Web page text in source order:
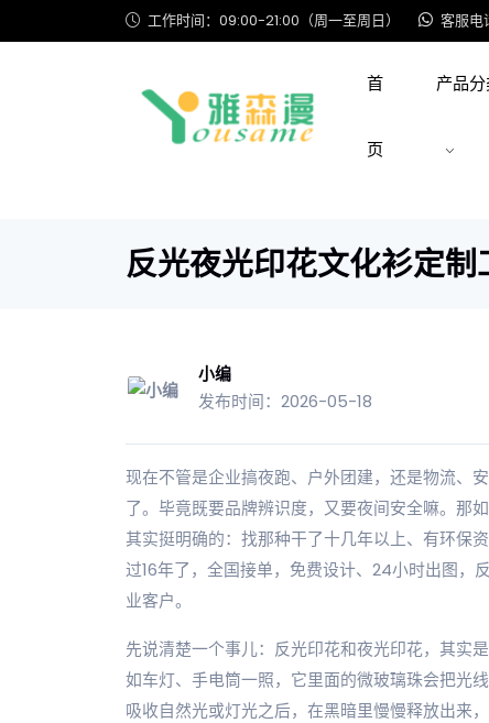
工作时间：09:00-21:00（周一至周日） 客服电
首
页
产品
反光夜光印花文化衫定
小编
发布时间：2026-05-18
现在不管是企业搞夜跑、户外团建，还是物流、
了。毕竟既要品牌辨识度，又要夜间安全嘛。那
其实挺明确的：找那种干了十几年以上、有环保
过16年了，全国接单，免费设计、24小时出图，
业客户。
先说清楚一个事儿：反光印花和夜光印花，其实
如车灯、手电筒一照，它里面的微玻璃珠会把光
吸收自然光或灯光之后，在黑暗里慢慢释放出来